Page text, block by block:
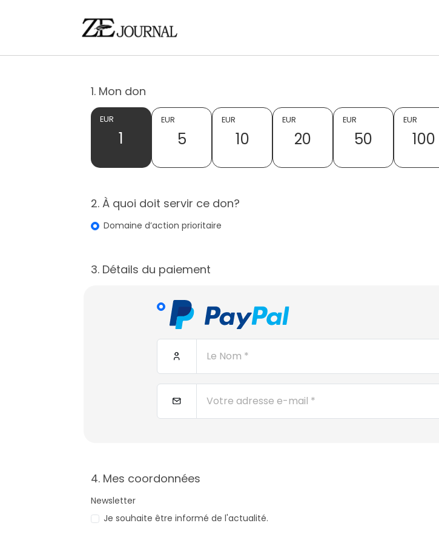
1. Mon don
EUR
1
EUR
5
EUR
10
EUR
20
EUR
50
EUR
100
2. À quoi doit servir ce don?
Domaine d’action prioritaire
3. Détails du paiement
4. Mes coordonnées
Newsletter
Je souhaite être informé de l'actualité.